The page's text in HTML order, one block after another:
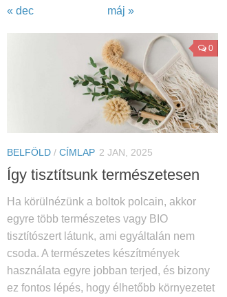
« dec máj »
0
BELFÖLD / CÍMLAP 2 JAN, 2025
Így tisztítsunk természetesen
Ha körülnézünk a boltok polcain, akkor
egyre több természetes vagy BIO
tisztítószert látunk, ami egyáltalán nem
csoda. A természetes készítmények
használata egyre jobban terjed, és bizony
ez fontos lépés, hogy élhetőbb környezetet